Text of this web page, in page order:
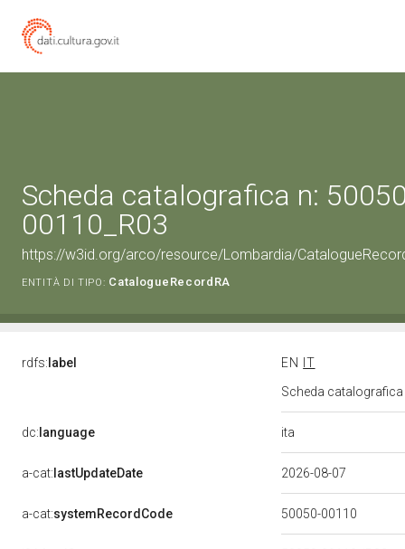
Scheda catalografica n:
00110_R03
https://w3id.org/arco/resource/Lombardia/
ENTITÀ DI TIPO: CatalogueRecordRA
rdfs: label EN
IT
Scheda
dc: language ita
a-cat: lastUpdateDate 2026-08-07
a-cat:systemRecordCode 50050-00110